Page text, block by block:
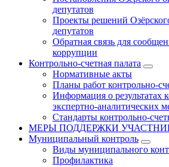
депутатов
Проекты решений
депутатов
Обратная связь для
коррупции
Контрольно-счетная палата
Нормативные акты
Планы работ контрольно-
Информация о результатах
экспертно-аналитических
Стандарты контрольно-
МЕРЫ ПОДДЕРЖКИ
Муниципальный контроль
Виды муниципального
Профилактика